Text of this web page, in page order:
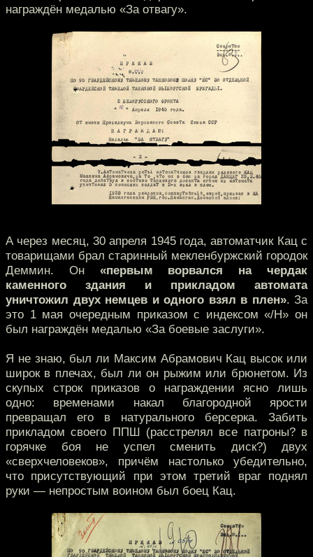
награждён медалью «За отвагу».
А через месяц, 30 апреля 1945 года, автоматчик Кац с
товарищами брал старинный мекленбуржский городок
Деммин. Он «первым ворвался на чердак
каменного здания и прикладом автомата
уничтожил двух немцев и одного взял в плен». За
это 1 мая очередным приказом с индексом «/Н» он
был награждён медалью «За боевые заслуги».
Я не знаю, был ли Максим Абрамович Кац высок или
широк в плечах, был ли он рыжим или брюнетом. Из
скупых строк приказов о награждении ясно лишь
одно: временами накал благородной ярости
превращал его в натурального берсерка. Забить
прикладом своего ППШ (расстрелял все патроны? в
горячке боя не успел сменить диск?) двух
«сверхчеловеков», причём настолько убедительно,
что присутствующий при этом третий враг поднял
руки — непростым воином был боец Кац.